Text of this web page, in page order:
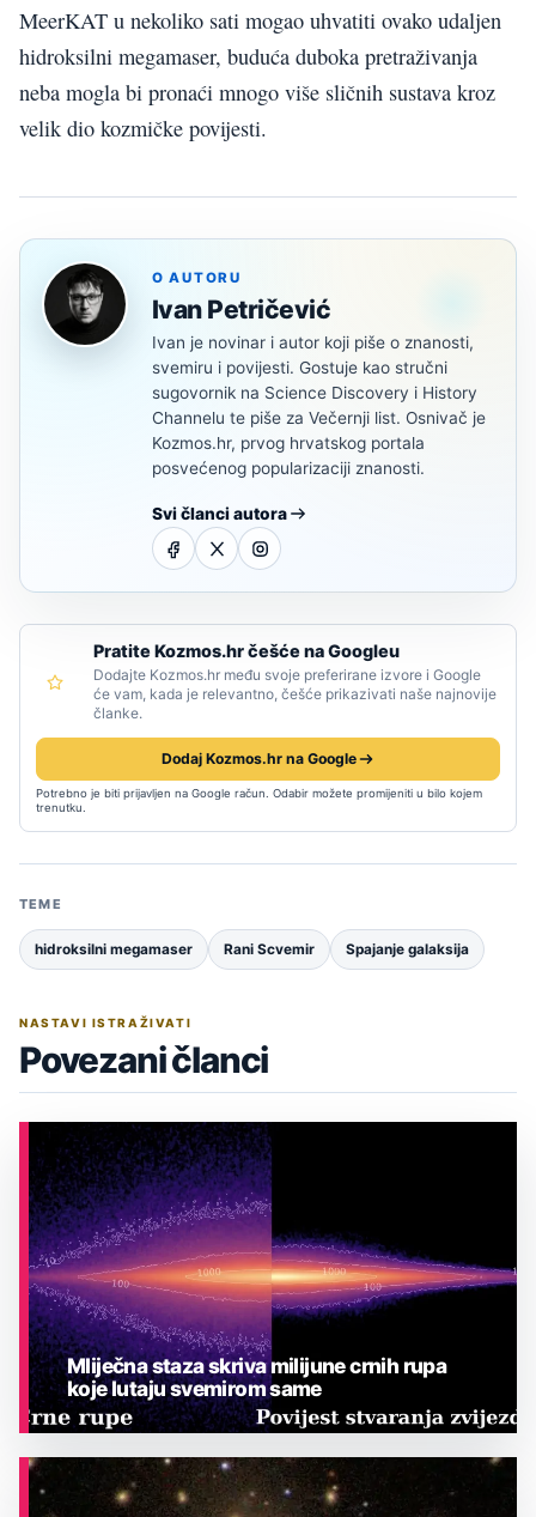
MeerKAT u nekoliko sati mogao uhvatiti ovako udaljen
hidroksilni megamaser, buduća duboka pretraživanja
neba mogla bi pronaći mnogo više sličnih sustava kroz
velik dio kozmičke povijesti.
O AUTORU
Ivan Petričević
Ivan je novinar i autor koji piše o znanosti,
svemiru i povijesti. Gostuje kao stručni
sugovornik na Science Discovery i History
Channelu te piše za Večernji list. Osnivač je
Kozmos.hr, prvog hrvatskog portala
posvećenog popularizaciji znanosti.
Svi članci autora
Pratite Kozmos.hr češće na Googleu
Dodajte Kozmos.hr među svoje preferirane izvore i Google
će vam, kada je relevantno, češće prikazivati naše najnovije
članke.
Dodaj Kozmos.hr na Google
Potrebno je biti prijavljen na Google račun. Odabir možete promijeniti u bilo kojem
trenutku.
TEME
hidroksilni megamaser Rani Scvemir Spajanje galaksija
NASTAVI ISTRAŽIVATI
Povezani članci
ASTRONOMIJA
Mliječna staza skriva milijune crnih rupa
koje lutaju svemirom same